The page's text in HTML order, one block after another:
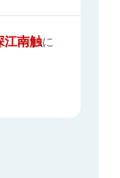
江南触に